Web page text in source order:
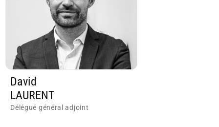
David
LAURENT
Délégué général adjoint